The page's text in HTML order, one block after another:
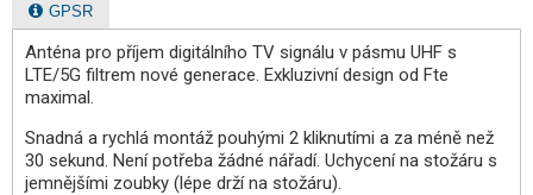
GPSR
Anténa pro příjem digitálního TV signálu v pásmu UHF s
LTE/5G filtrem nové generace. Exkluzivní design od Fte
maximal.
Snadná a rychlá montáž pouhými 2 kliknutími a za méně než
30 sekund. Není potřeba žádné nářadí. Uchycení na stožáru s
jemnějšími zoubky (lépe drží na stožáru).